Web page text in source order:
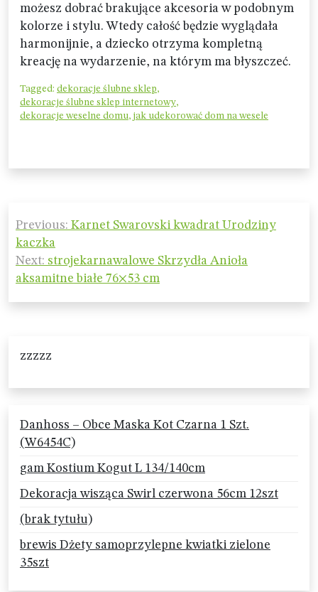
możesz dobrać brakujące akcesoria w podobnym
kolorze i stylu. Wtedy całość będzie wyglądała
harmonijnie, a dziecko otrzyma kompletną
kreację na wydarzenie, na którym ma błyszczeć.
Tagged: dekoracje ślubne sklep,
dekoracje ślubne sklep internetowy,
dekoracje weselne domu, jak udekorować dom na wesele
Nawigacja
wpisu
Previous: Karnet Swarovski kwadrat Urodziny
kaczka
Next: strojekarnawalowe Skrzydła Anioła
aksamitne białe 76×53 cm
zzzzz
Danhoss – Obce Maska Kot Czarna 1 Szt.
(W6454C)
gam Kostium Kogut L 134/140cm
Dekoracja wisząca Swirl czerwona 56cm 12szt
(brak tytułu)
brewis Dżety samoprzylepne kwiatki zielone
35szt